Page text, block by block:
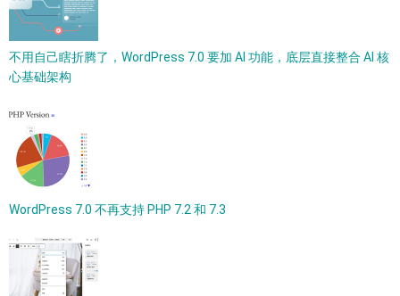
不用自己瞎折腾了，WordPress 7.0 要加 AI 功能，底层直接整合 AI 核
心基础架构
WordPress 7.0 不再支持 PHP 7.2 和 7.3